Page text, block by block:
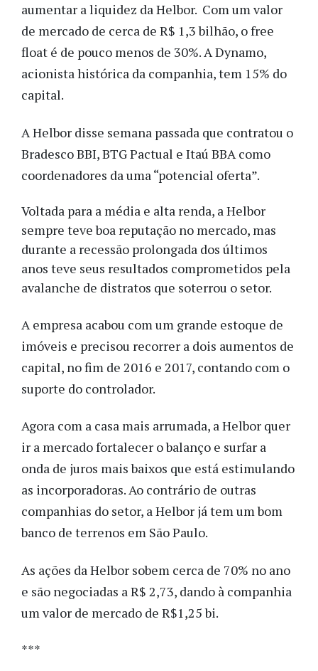
aumentar a liquidez da Helbor. Com um valor
de mercado de cerca de R$ 1,3 bilhão, o free
float é de pouco menos de 30%. A Dynamo,
acionista histórica da companhia, tem 15% do
capital.
A Helbor disse semana passada que contratou o
Bradesco BBI, BTG Pactual e Itaú BBA como
coordenadores da uma “potencial oferta”.
Voltada para a média e alta renda, a Helbor
sempre teve boa reputação no mercado, mas
durante a recessão prolongada dos últimos
anos teve seus resultados comprometidos pela
avalanche de distratos que soterrou o setor.
A empresa acabou com um grande estoque de
imóveis e precisou recorrer a dois aumentos de
capital, no fim de 2016 e 2017, contando com o
suporte do controlador.
Agora com a casa mais arrumada, a Helbor quer
ir a mercado fortalecer o balanço e surfar a
onda de juros mais baixos que está estimulando
as incorporadoras. Ao contrário de outras
companhias do setor, a Helbor já tem um bom
banco de terrenos em São Paulo.
As ações da Helbor sobem cerca de 70% no ano
e são negociadas a R$ 2,73, dando à companhia
um valor de mercado de R$1,25 bi.
***